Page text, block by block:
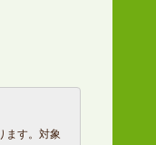
ます。対象